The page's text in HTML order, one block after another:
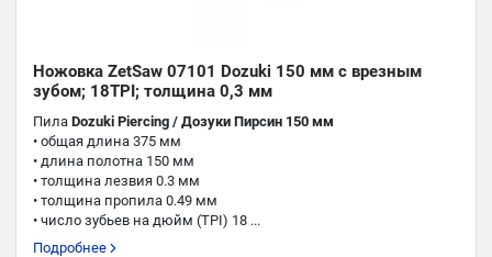
Ножовка ZetSaw 07101 Dozuki 150 мм с врезным
зубом; 18TPI; толщина 0,3 мм
Пила Dozuki Piercing / Дозуки Пирсин 150 мм
• общая длина 375 мм
• длина полотна 150 мм
• толщина лезвия 0.3 мм
• толщина пропила 0.49 мм
• число зубьев на дюйм (TPI) 18 ...
Подробнее